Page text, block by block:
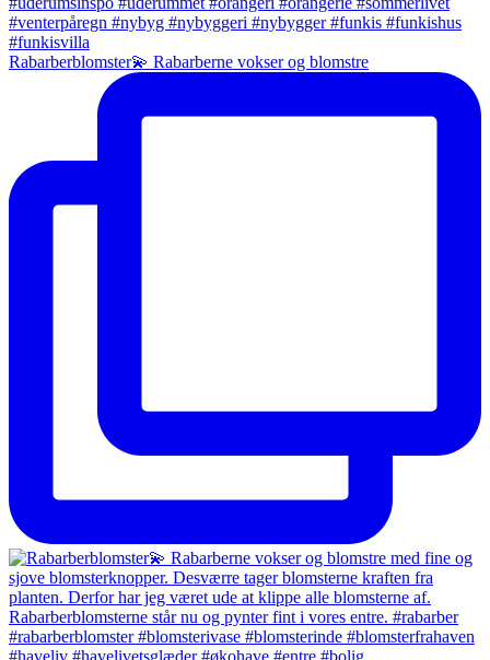
Rabarberblomster💫 Rabarberne vokser og blomstre